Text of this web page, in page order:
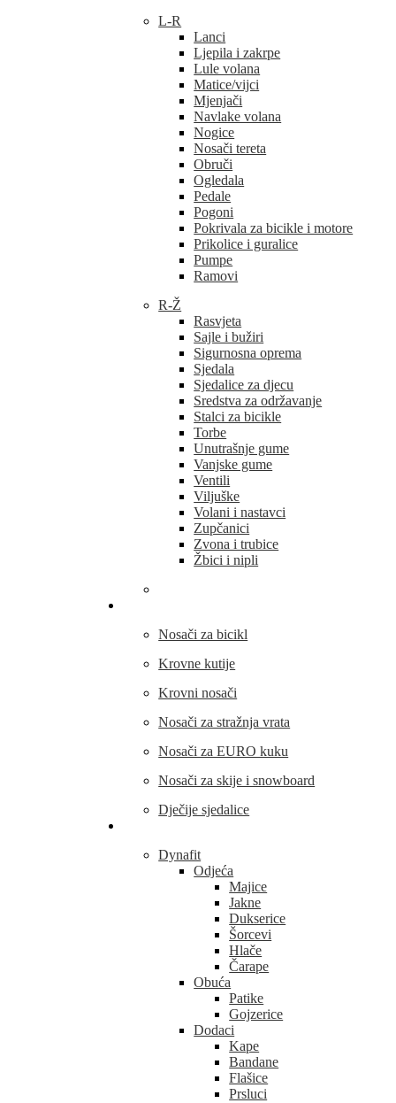
L-R
Lanci
Ljepila i zakrpe
Lule volana
Matice/vijci
Mjenjači
Navlake volana
Nogice
Nosači tereta
Obruči
Ogledala
Pedale
Pogoni
Pokrivala za bicikle i motore
Prikolice i guralice
Pumpe
Ramovi
R-Ž
Rasvjeta
Sajle i bužiri
Sigurnosna oprema
Sjedala
Sjedalice za djecu
Sredstva za održavanje
Stalci za bicikle
Torbe
Unutrašnje gume
Vanjske gume
Ventili
Viljuške
Volani i nastavci
Zupčanici
Zvona i trubice
Žbici i nipli
Nosači za bicikl
Krovne kutije
Krovni nosači
Nosači za stražnja vrata
Nosači za EURO kuku
Nosači za skije i snowboard
Dječije sjedalice
Dynafit
Odjeća
Majice
Jakne
Dukserice
Šorcevi
Hlače
Čarape
Obuća
Patike
Gojzerice
Dodaci
Kape
Bandane
Flašice
Prsluci